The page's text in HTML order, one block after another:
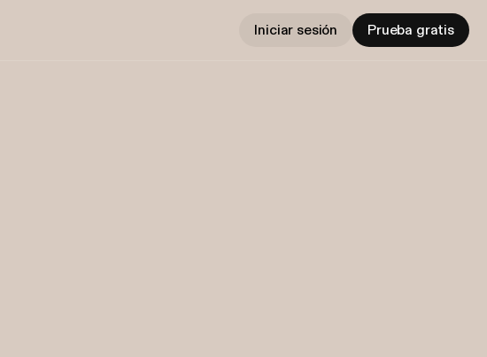
Iniciar sesión Prueba gratis